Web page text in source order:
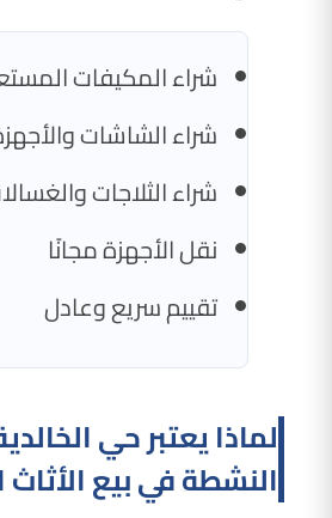
شراء المكيفات
شراء الشاشات
شراء الثلاجات
نقل الأجهزة مجانًا
تقييم سريع وعادل
لماذا يعتبر حي
النشطة في بيع